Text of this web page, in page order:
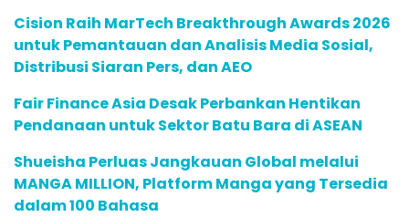
Cision Raih MarTech Breakthrough Awards 2026
untuk Pemantauan dan Analisis Media Sosial,
Distribusi Siaran Pers, dan AEO
Fair Finance Asia Desak Perbankan Hentikan
Pendanaan untuk Sektor Batu Bara di ASEAN
Shueisha Perluas Jangkauan Global melalui
MANGA MILLION, Platform Manga yang Tersedia
dalam 100 Bahasa